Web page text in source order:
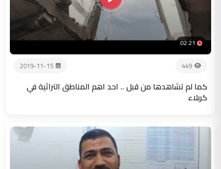
02:21
449
2019-11-15
كما لم تشاهدها من قبل .. احد اهم المناطق التراثية في
كربلاء